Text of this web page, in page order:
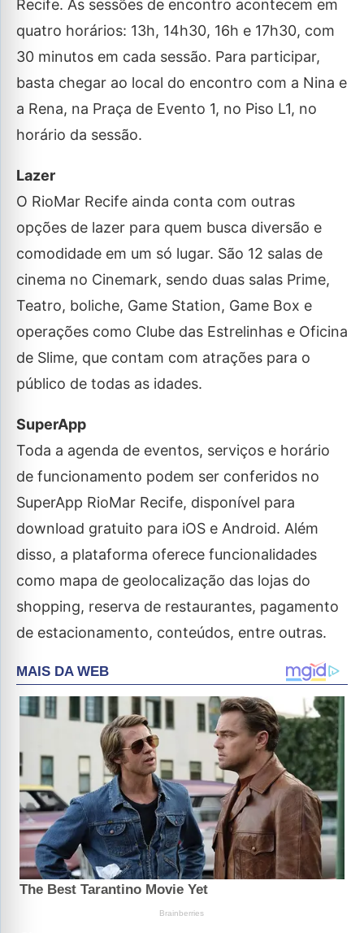
Recife. As sessões de encontro acontecem em
quatro horários: 13h, 14h30, 16h e 17h30, com
30 minutos em cada sessão. Para participar,
basta chegar ao local do encontro com a Nina e
a Rena, na Praça de Evento 1, no Piso L1, no
horário da sessão.
Lazer
O RioMar Recife ainda conta com outras
opções de lazer para quem busca diversão e
comodidade em um só lugar. São 12 salas de
cinema no Cinemark, sendo duas salas Prime,
Teatro, boliche, Game Station, Game Box e
operações como Clube das Estrelinhas e Oficina
de Slime, que contam com atrações para o
público de todas as idades.
SuperApp
Toda a agenda de eventos, serviços e horário
de funcionamento podem ser conferidos no
SuperApp RioMar Recife, disponível para
download gratuito para iOS e Android. Além
disso, a plataforma oferece funcionalidades
como mapa de geolocalização das lojas do
shopping, reserva de restaurantes, pagamento
de estacionamento, conteúdos, entre outras.